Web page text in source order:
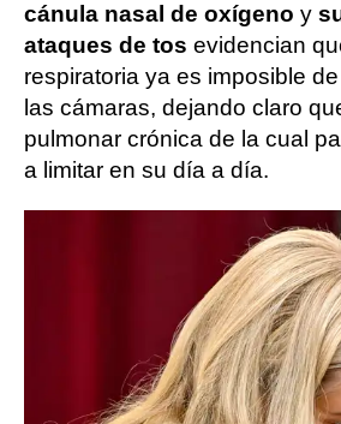
cánula nasal de oxígeno y
ataques de tos evidencian
respiratoria ya es imposible
las cámaras, dejando claro
pulmonar crónica de la cual
a limitar en su día a día.